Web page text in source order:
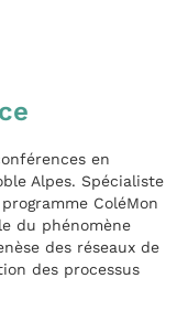
en
Alpes. Spécialiste
ColéMon
du phénomène
des réseaux de
des processus